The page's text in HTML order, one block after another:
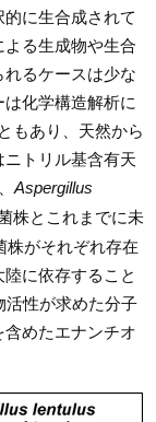
に生合成されて
る生成物や生合
るケースは少な
化学構造解析に
もあり、天然から
トリル基含有天
Aspergillus
株とこれまでに未
株がそれぞれ存在
に依存すること
活性が求めた分子
めたエナンチオ